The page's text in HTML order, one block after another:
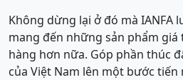
Không dừng lại ở đó mà IANFA
mang đến những sản phẩm
hàng hơn nữa. Góp phần thúc
của Việt Nam lên một bước tiến